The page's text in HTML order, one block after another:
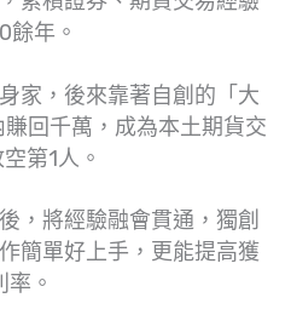
餘年。
家，後來靠著自創的「大
回千萬，成為本土期貨交
第1人。
，將經驗融會貫通，獨創
簡單好上手，更能提高獲
率。